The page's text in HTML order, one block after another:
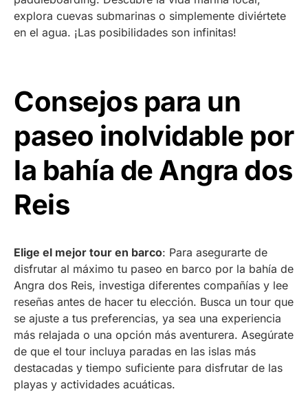
explora cuevas submarinas o simplemente diviértete
en el agua. ¡Las posibilidades son infinitas!
Consejos para un
paseo inolvidable por
la bahía de Angra dos
Reis
Elige el mejor tour en barco: Para asegurarte de
disfrutar al máximo tu paseo en barco por la bahía de
Angra dos Reis, investiga diferentes compañías y lee
reseñas antes de hacer tu elección. Busca un tour que
se ajuste a tus preferencias, ya sea una experiencia
más relajada o una opción más aventurera. Asegúrate
de que el tour incluya paradas en las islas más
destacadas y tiempo suficiente para disfrutar de las
playas y actividades acuáticas.